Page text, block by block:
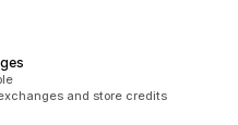
and store credits